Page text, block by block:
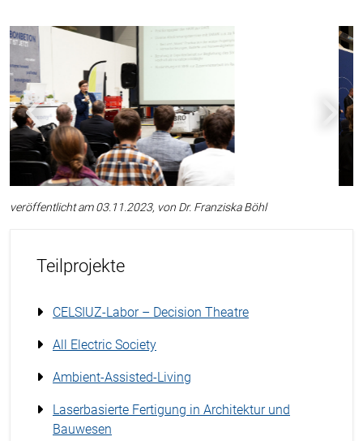
Zurück Weiter
veröffentlicht am 03.11.2023, von Dr. Franziska Böhl
Teilprojekte
CELSIUZ-Labor – Decision Theatre
All Electric Society
Ambient-Assisted-Living
Laserbasierte Fertigung in Architektur und
Bauwesen